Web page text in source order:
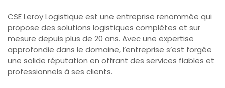
CSE Leroy Logistique est une entreprise renommée qui
propose des solutions logistiques complètes et sur
mesure depuis plus de 20 ans. Avec une expertise
approfondie dans le domaine, l’entreprise s’est forgée
une solide réputation en offrant des services fiables et
professionnels à ses clients.